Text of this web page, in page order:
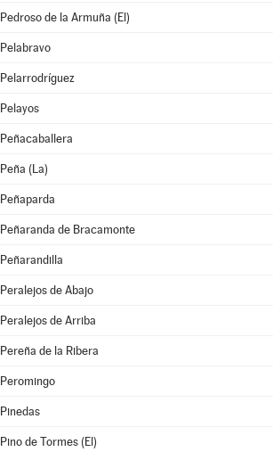
Pedroso de la Armuña (El)
Pelabravo
Pelarrodríguez
Pelayos
Peñacaballera
Peña (La)
Peñaparda
Peñaranda de Bracamonte
Peñarandilla
Peralejos de Abajo
Peralejos de Arriba
Pereña de la Ribera
Peromingo
Pinedas
Pino de Tormes (El)